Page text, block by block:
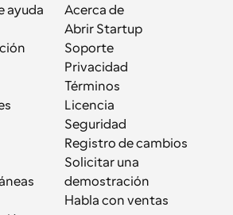
ayuda
Acerca de
Abrir Startup
Soporte
Privacidad
Términos
Licencia
Seguridad
Registro de cambios
Solicitar una
demostración
Habla con ventas